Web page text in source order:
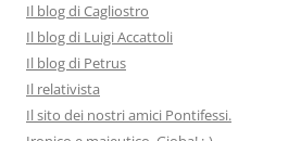
Il blog di Cagliostro
Il blog di Luigi Accattoli
Il blog di Petrus
Il relativista
Il sito dei nostri amici Pontifessi.